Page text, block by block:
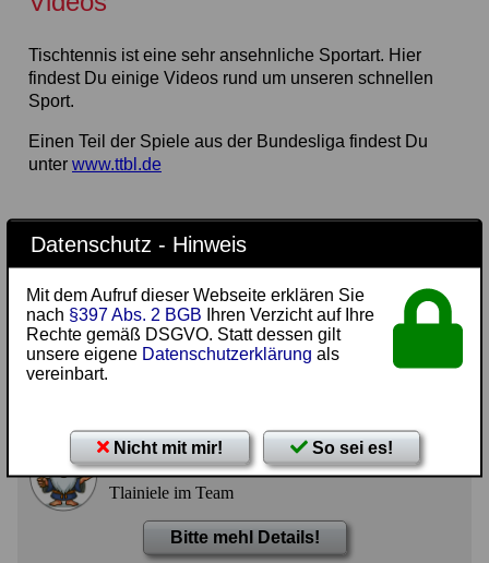
Datenschutz - Hinweis
Mit dem Aufruf dieser Webseite erklären Sie
nach §397 Abs. 2 BGB Ihren Verzicht auf Ihre
Rechte gemäß DSGVO. Statt dessen gilt
unsere eigene Datenschutzerklärung als
vereinbart.
Nicht mit mir! So sei es!
Tischtennis ist eine sehr ansehnliche Sportart. Hier
findest Du einige Videos rund um unseren schnellen
Sport.
Einen Teil der Spiele aus der Bundesliga findest Du
unter www.ttbl.de
Funny Tischtennis
Pokalfinale 2023
TSV Bemerode
Pongfuzius sagt...
Tlainiele im Team
Bitte mehl Details!